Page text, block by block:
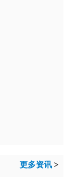
更多资讯 >